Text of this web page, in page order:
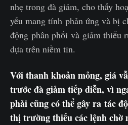
nhẹ trong đà giảm, cho thấy
yếu mang tính phản ứng và bị
động phân phối và giảm thiểu
dựa trên niềm tin.
Với thanh khoản mỏng, giá
trước đà giảm tiếp diễn, vì
phải cũng có thể gây ra tác
thị trường thiếu các lệnh chờ